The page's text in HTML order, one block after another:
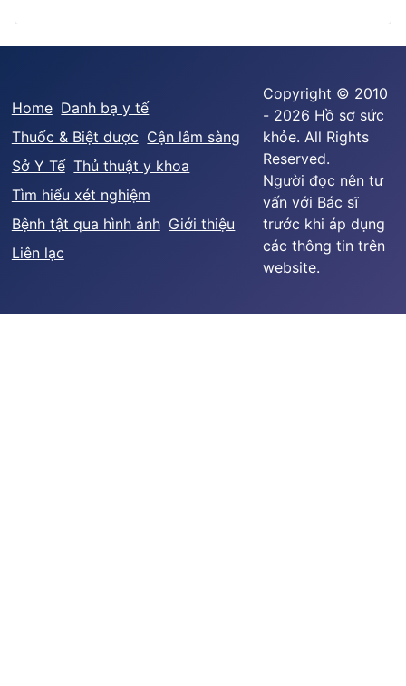
Home Danh bạ y tế
Thuốc & Biệt dược Cận lâm sàng
Sở Y Tế Thủ thuật y khoa
Tìm hiểu xét nghiệm
Bệnh tật qua hình ảnh Giới thiệu
Liên lạc
Copyright © 2010
- 2026 Hồ sơ sức
khỏe. All Rights
Reserved.
Người đọc nên tư
vấn với Bác sĩ
trước khi áp dụng
các thông tin trên
website.